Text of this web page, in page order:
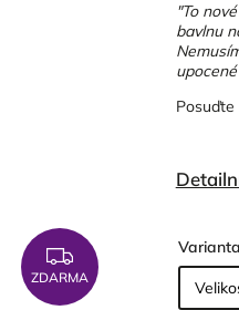
ZDARMA
"To
bavlnu
Posuďte
Varianta